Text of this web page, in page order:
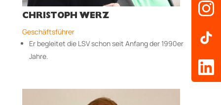
CHRISTOPH WERZ
Geschäftsführer
Er begleitet die LSV schon seit Anfang der 1990er
Jahre.